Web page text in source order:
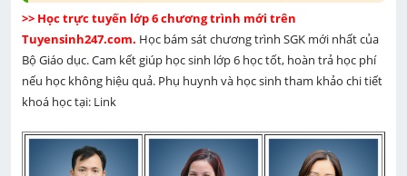
>> Học trực tuyến lớp 6 chương trình mới trên
Tuyensinh247.com. Học bám sát chương trình SGK mới nhất của
Bộ Giáo dục. Cam kết giúp học sinh lớp 6 học tốt, hoàn trả học phí
nếu học không hiệu quả. Phụ huynh và học sinh tham khảo chi tiết
khoá học tại: Link